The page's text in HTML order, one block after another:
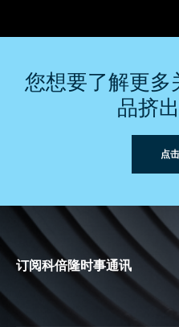
您想要了解更多
品挤
点
订阅科倍隆时事通讯